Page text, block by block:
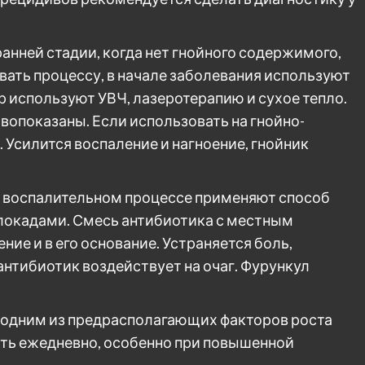
стадии, когда нет гнойного содержимого,
процессу, в начале заболевания используют
УВЧ, лазеротерапию и сухое тепло.
Если использовать на гнойно-
воспаление и нагноение, гнойник
процессе применяют способ
Смесь антибиотика с местным
и в его основание. Устраняется боль,
воздействует на очаг. Фурункул
из предрасполагающих факторов роста
ежедневно, особенно при повышенной